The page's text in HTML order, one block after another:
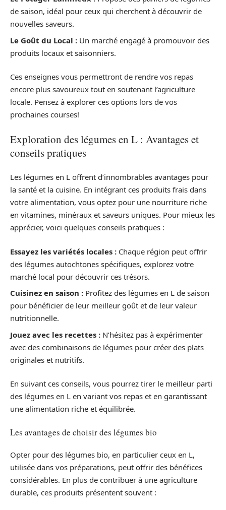
de saison, idéal pour ceux qui cherchent à découvrir de
nouvelles saveurs.
Le Goût du Local : Un marché engagé à promouvoir des
produits locaux et saisonniers.
Ces enseignes vous permettront de rendre vos repas
encore plus savoureux tout en soutenant l’agriculture
locale. Pensez à explorer ces options lors de vos
prochaines courses!
Exploration des légumes en L : Avantages et
conseils pratiques
Les légumes en L offrent d’innombrables avantages pour
la santé et la cuisine. En intégrant ces produits frais dans
votre alimentation, vous optez pour une nourriture riche
en vitamines, minéraux et saveurs uniques. Pour mieux les
apprécier, voici quelques conseils pratiques :
Essayez les variétés locales : Chaque région peut offrir
des légumes autochtones spécifiques, explorez votre
marché local pour découvrir ces trésors.
Cuisinez en saison : Profitez des légumes en L de saison
pour bénéficier de leur meilleur goût et de leur valeur
nutritionnelle.
Jouez avec les recettes : N’hésitez pas à expérimenter
avec des combinaisons de légumes pour créer des plats
originales et nutritifs.
En suivant ces conseils, vous pourrez tirer le meilleur parti
des légumes en L en variant vos repas et en garantissant
une alimentation riche et équilibrée.
Les avantages de choisir des légumes bio
Opter pour des légumes bio, en particulier ceux en L,
utilisée dans vos préparations, peut offrir des bénéfices
considérables. En plus de contribuer à une agriculture
durable, ces produits présentent souvent :